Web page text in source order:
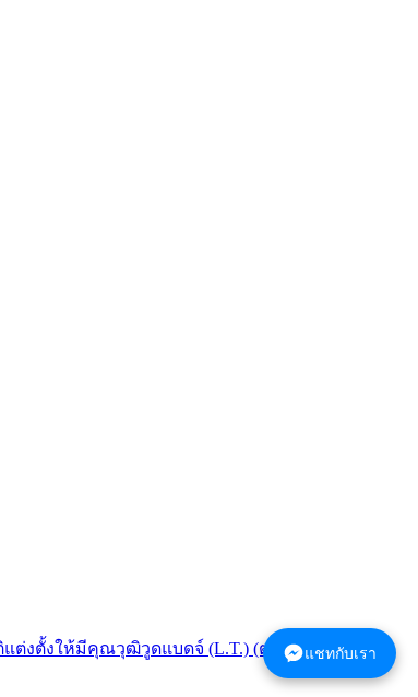
แชทกับเรา
ต่งตั้งให้มีคุณวุฒิวูดแบดจ์ (L.T.) (ต.ค.67)